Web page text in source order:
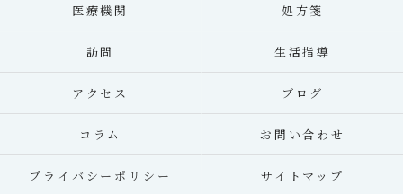
医療機関 処方箋
訪問 生活指導
アクセス ブログ
コラム お問い合わせ
プライバシーポリシー サイトマップ